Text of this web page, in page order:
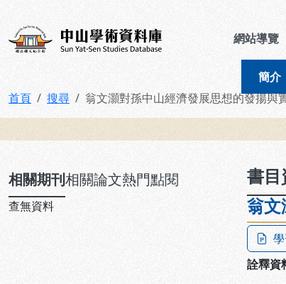
中山學術資料庫 網站導覽
簡介
首頁 搜尋 翁文灝對孫中山經濟發展思想的發揚與
相關期刊相關論文熱門點閱
查無資料
書目
翁文
詮釋資